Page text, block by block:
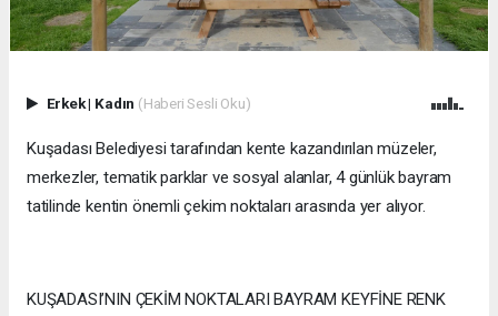
Erkek| Kadın (Haberi Sesli Oku)
Kuşadası Belediyesi tarafından kente kazandırılan müzeler,
merkezler, tematik parklar ve sosyal alanlar, 4 günlük bayram
tatilinde kentin önemli çekim noktaları arasında yer alıyor.
KUŞADASI’NIN ÇEKİM NOKTALARI BAYRAM KEYFİNE RENK